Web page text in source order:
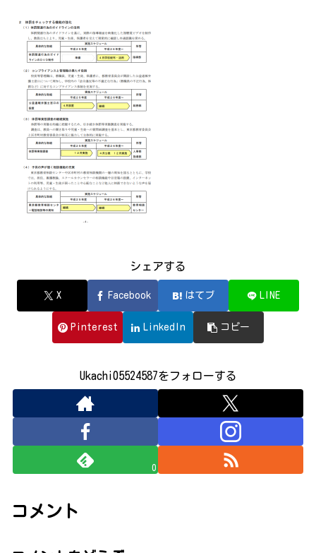
シェアする
X Facebook はてブ LINE
Pinterest LinkedIn コピー
Ukachi05524587をフォローする
0
コメント